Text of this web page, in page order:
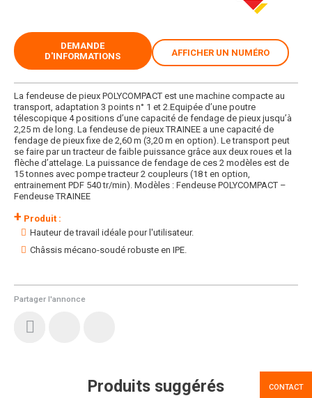
+ Produit :
Hauteur de travail idéale pour l'utilisateur.
Châssis mécano-soudé robuste en IPE.
Partager l'annonce
La fendeuse de pieux POLYCOMPACT est une machine compacte au
transport, adaptation 3 points n° 1 et 2.Equipée d’une poutre
télescopique 4 positions d’une capacité de fendage de pieux jusqu’à
2,25 m de long. La fendeuse de pieux TRAINEE a une capacité de
fendage de pieux fixe de 2,60 m (3,20 m en option). Le transport peut
se faire par un tracteur de faible puissance grâce aux deux roues et la
flèche d’attelage. La puissance de fendage de ces 2 modèles est de
15 tonnes avec pompe tracteur 2 coupleurs (18 t en option,
entrainement PDF 540 tr/min). Modèles : Fendeuse POLYCOMPACT –
Fendeuse TRAINEE
DEMANDE
D'INFORMATIONS
AFFICHER UN NUMÉRO
Produits suggérés CONTACT